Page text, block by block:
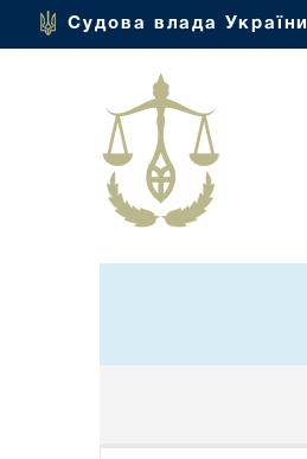
Судова влада України